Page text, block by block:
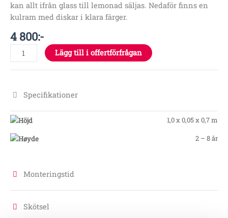
kan allt ifrån glass till lemonad säljas. Nedaför finns en
kulram med diskar i klara färger.
4 800:-
Lägg till i offertförfrågan
Specifikationer
1,0 x 0,05 x 0,7 m
2 – 8 år
Monteringstid
Skötsel